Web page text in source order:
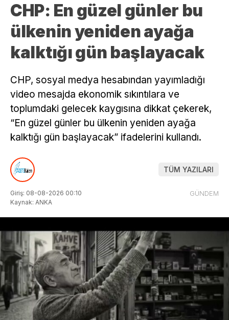
CHP: En güzel günler bu
ülkenin yeniden ayağa
kalktığı gün başlayacak
CHP, sosyal medya hesabından yayımladığı
video mesajda ekonomik sıkıntılara ve
toplumdaki gelecek kaygısına dikkat çekerek,
“En güzel günler bu ülkenin yeniden ayağa
kalktığı gün başlayacak” ifadelerini kullandı.
TÜM YAZILARI
Giriş: 08-08-2026 00:10
Kaynak: ANKA
GÜNDEM